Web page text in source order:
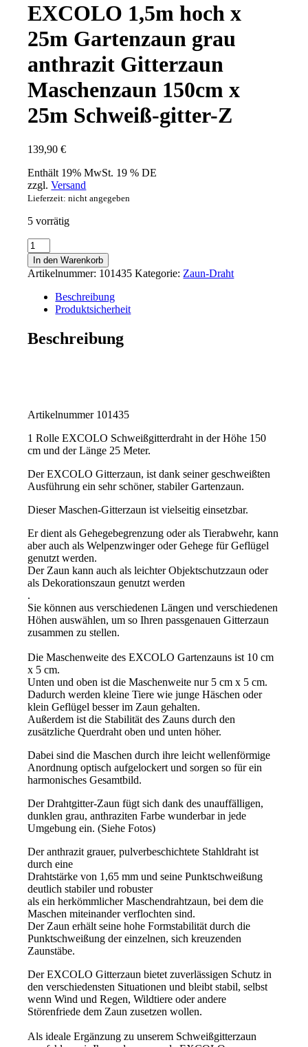
EXCOLO 1,5m hoch x
25m Gartenzaun grau
anthrazit Gitterzaun
Maschenzaun 150cm x
25m Schweiß-gitter-Z
139,90€
Enthält 19% MwSt. 19 % DE
zzgl.Versand
Lieferzeit: nicht angegeben
5 vorrätig
EXCOLO
1,5m
hoch
x
25m
Gartenzaun
anthrazit
Gitterzaun
gitter-
Menge
In den Warenkorb
Artikelnummer: 101435 Kategorie: Zaun-Draht
Beschreibung
Produktsicherheit
Beschreibung
Artikelnummer 101435
1 Rolle EXCOLO Schweißgitterdraht in der Höhe 150
cm und der Länge 25 Meter.
Der EXCOLO Gitterzaun, ist dank seiner geschweißten
Ausführung ein sehr schöner, stabiler Gartenzaun.
Dieser Maschen-Gitterzaun ist vielseitig einsetzbar.
Er dient als Gehegebegrenzung oder als Tierabwehr, kann
aber auch als Welpenzwinger oderGehege für Geflügel
genutzt werden.
Der Zaun kann auch als leichter Objektschutzzaun oder
alsDekorationszaun genutzt werden
.
Sie können aus verschiedenen Längen und verschiedenen
Höhen auswählen, um so Ihren passgenauen Gitterzaun
zusammen zu stellen.
Die Maschenweite des EXCOLO Gartenzauns ist 10 cm
x 5 cm.
Unten und oben ist die Maschenweite nur 5 cm x 5 cm.
Dadurch werden kleine Tiere wie junge Häschen oder
klein Geflügel besser im Zaun gehalten.
Außerdem ist die Stabilität des Zauns durch den
zusätzliche Querdraht oben und unten höher.
Dabei sind die Maschen durch ihre leicht wellenförmige
Anordnung optisch aufgelockert und sorgen so für ein
harmonisches Gesamtbild.
Der Drahtgitter-Zaun fügt sich dank des unauffälligen,
dunklen grau, anthraziten Farbe wunderbar in jede
Umgebung ein. (Siehe Fotos)
Der anthrazit grauer, pulverbeschichtete Stahldraht ist
durch eine
Drahtstärke von 1,65 mm und seine Punktschweißung
deutlich stabiler und robuster
als ein herkömmlicher Maschendrahtzaun, bei dem die
Maschen miteinander verflochten sind.
Der Zaun erhält seine hohe Formstabilität durch die
Punktschweißung der einzelnen, sich kreuzenden
Zaunstäbe.
Der EXCOLO Gitterzaun bietet zuverlässigen Schutz in
den verschiedensten Situationen und bleibt stabil,selbst
wenn Wind und Regen, Wildtiere oder andere
Störenfriede dem Zaun zusetzen wollen.
Als ideale Ergänzung zu unserem Schweißgitterzaun